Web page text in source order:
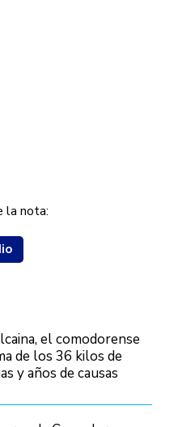
la nota:
el comodorense
de los 36 kilos de
y años de causas